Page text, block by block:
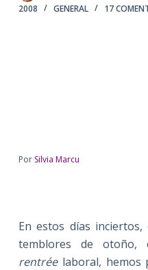
e2008
GENERAL 17
Por Silvia Marcu
En estos días
temblores de otoño,
rentrée laboral, hemos